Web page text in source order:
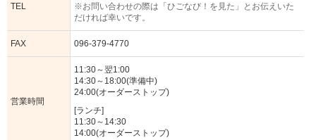
TEL
※お問い合わせの際は「ひごなび！を見た」とお伝えいた
だければ幸いです。
FAX 096-379-4770
営業時間
11:30～翌1:00
14:30～18:00(準備中)
24:00(オーダーストップ)
[ランチ]
11:30～14:30
14:00(オーダーストップ)